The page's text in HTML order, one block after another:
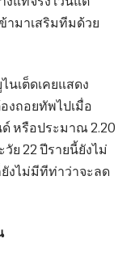
ามาเสริมทีมด้วย
นเต็ดเคยแสดง
งถอยทัพไปเมื่อ
หรือประมาณ 2.20
ย 22 ปีรายนี้ยังไม่
งไม่มีทีท่าว่าจะลด